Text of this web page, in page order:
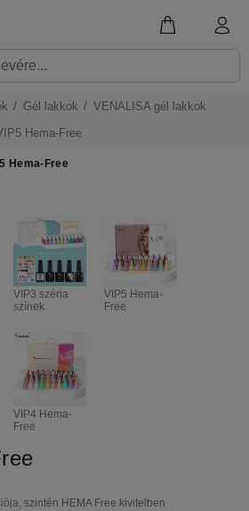
Gél lakkok
VENALISA gél lakkok
Hema-Free
Hema-Free
VIP3 széria
színek
VIP4 Hema-
Free
VIP5 Hema-
Free
szintén HEMA Free kivitelben